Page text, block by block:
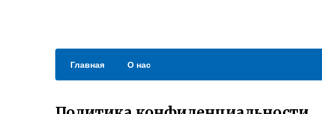
Главная О нас